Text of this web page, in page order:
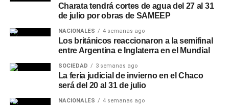
Charata tendrá cortes de agua del 27 al 31
de julio por obras de SAMEEP
NACIONALES 4 semanas ago
Los británicos reaccionaron a la semifinal
entre Argentina e Inglaterra en el Mundial
SOCIEDAD 3 semanas ago
La feria judicial de invierno en el Chaco
será del 20 al 31 de julio
NACIONALES 4 semanas ago